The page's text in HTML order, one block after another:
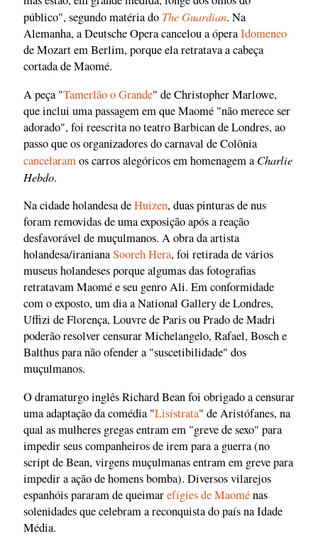
público", segundo matéria do The Guardian. Na
Alemanha, a Deutsche Opera cancelou a óperaIdomeneo
de Mozart em Berlim, porque ela retratava a cabeça
cortada de Maomé.
A peça "Tamerlão o Grande" de Christopher Marlowe,
que inclui uma passagem em que Maomé "não merece ser
adorado", foi reescrita no teatro Barbican de Londres, ao
passo que os organizadores do carnaval de Colônia
cancelaramos carros alegóricos em homenagem a Charlie
Hebdo.
Na cidade holandesa deHuizen, duas pinturas de nus
foram removidas de uma exposição após a reação
desfavorável de muçulmanos. A obra da artista
holandesa/iranianaSooreh Hera, foi retirada de vários
museus holandeses porque algumas das fotografias
retratavam Maomé e seu genro Ali. Em conformidade
com o exposto, um dia a National Gallery de Londres,
Uffizi de Florença, Louvre de Paris ou Prado de Madri
poderão resolver censurar Michelangelo, Rafael, Bosch e
Balthus para não ofender a "suscetibilidade" dos
muçulmanos.
O dramaturgo inglês Richard Bean foi obrigado a censurar
uma adaptação da comédia "Lisístrata" de Aristófanes, na
qual as mulheres gregas entram em "greve de sexo" para
impedir seus companheiros de irem para a guerra (no
script de Bean, virgens muçulmanas entram em greve para
impedir a ação de homens bomba). Diversos vilarejos
espanhóis pararam de queimarefígies de Maoménas
solenidades que celebram a reconquista do país na Idade
Média.